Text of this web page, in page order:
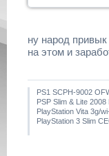
ну народ
на этом и
PS1 SCPH-9002
PSP Slim & Lite 2008
PlayStation Vita 3g/
PlayStation 3 Slim